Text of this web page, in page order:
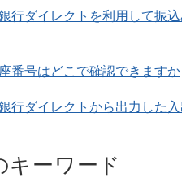
行ダイレクトを利用して振
番号はどこで確認できますか
行ダイレクトから出力した
キーワード